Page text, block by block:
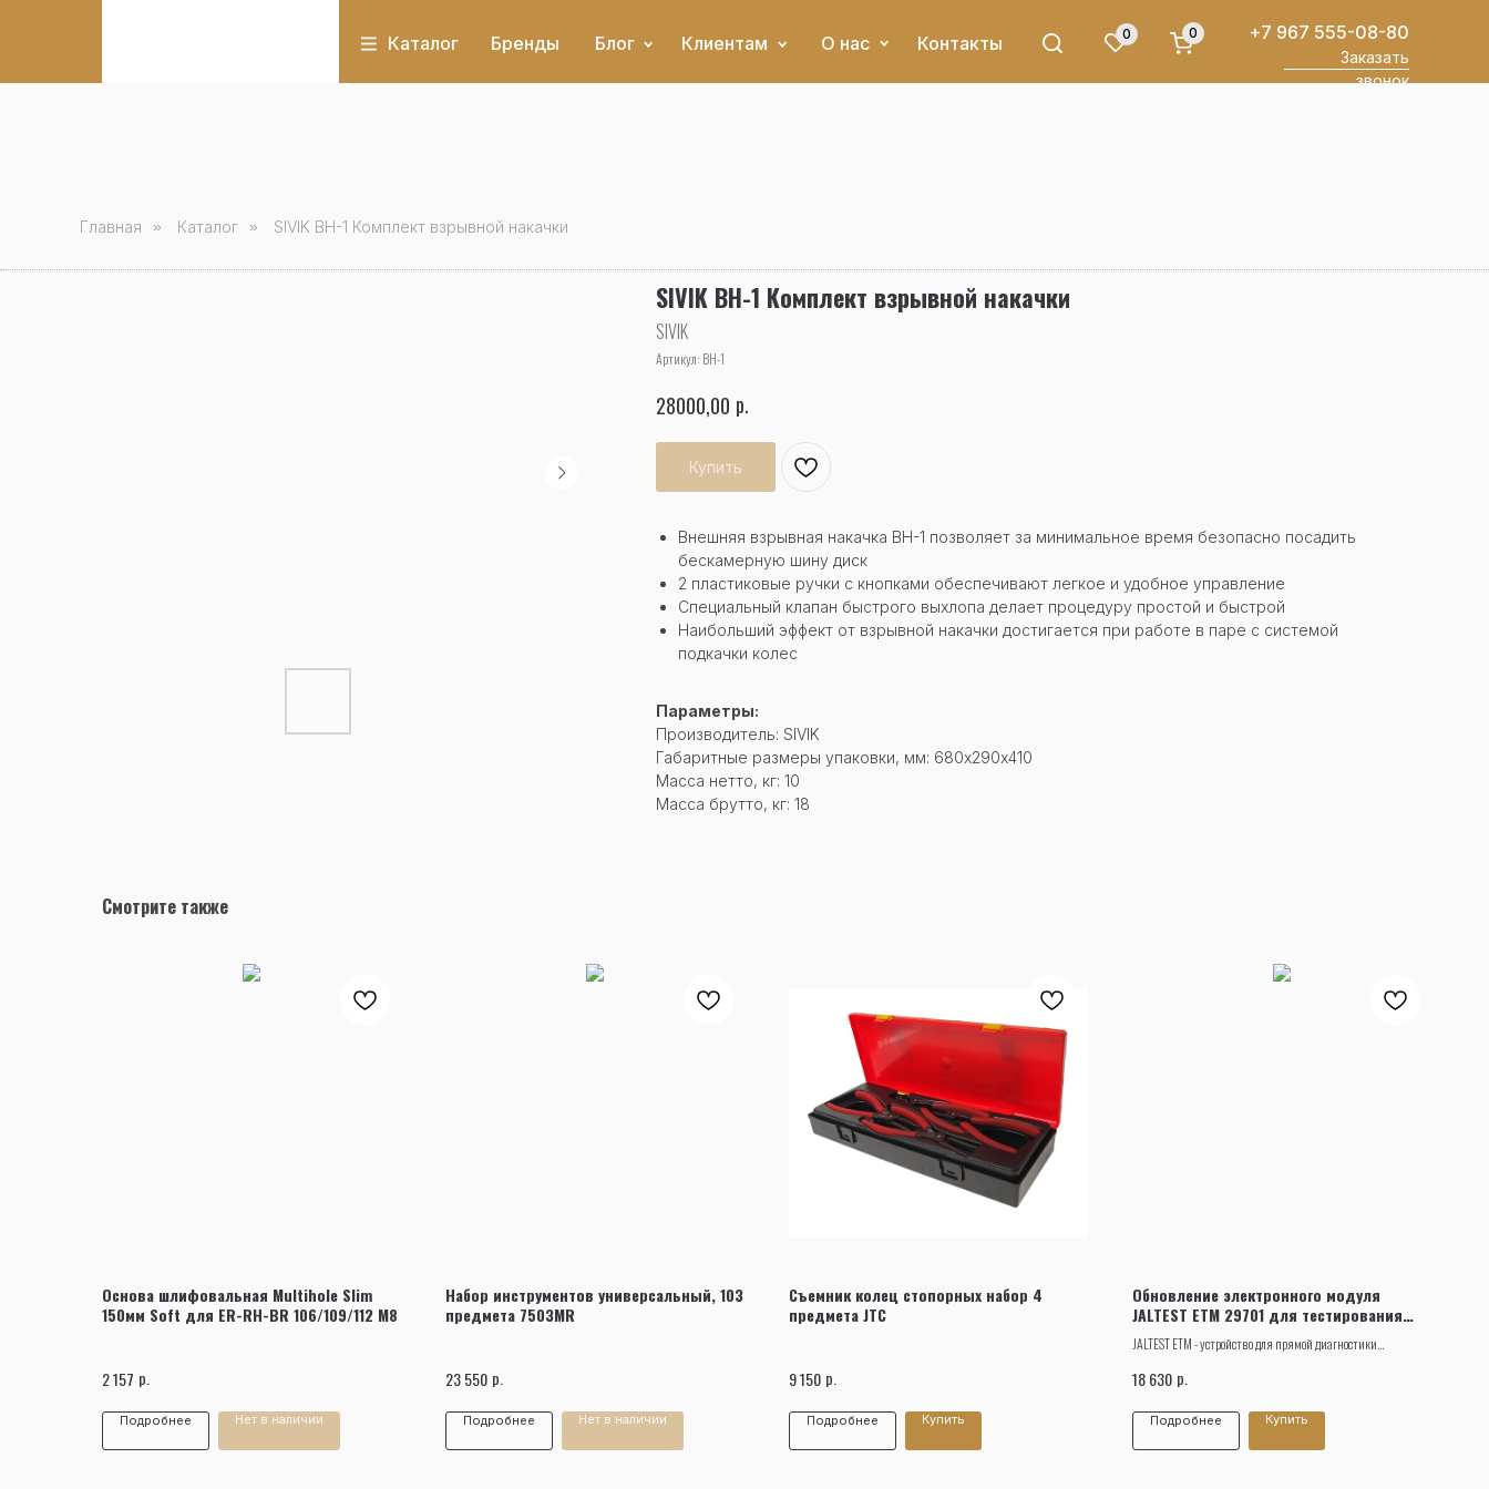
Контакты
Каталог 0 0 +7 967 555-08-80
Заказать
звонок
Клиентам О нас
Бренды Блог
Главная » Каталог » SIVIK ВН-1 Комплект взрывной накачки
SIVIK ВН-1 Комплект взрывной накачки
SIVIK
Артикул: ВН-1
28000,00 р.
Купить
Внешняя взрывная накачка ВН-1 позволяет за минимальное время безопасно посадить
бескамерную шину диск
2 пластиковые ручки с кнопками обеспечивают легкое и удобное управление
Специальный клапан быстрого выхлопа делает процедуру простой и быстрой
Наибольший эффект от взрывной накачки достигается при работе в паре с системой
подкачки колес
Параметры:
Производитель: SIVIK
Габаритные размеры упаковки, мм: 680х290х410
Масса нетто, кг: 10
Масса брутто, кг: 18
Смотрите также
Основа шлифовальная Multihole Slim
150мм Soft для ER-RH-BR 106/109/112 M8
2 157 р.
Подробнее Нет в наличии
Набор инструментов универсальный, 103
предмета 7503MR
23 550 р.
Подробнее Нет в наличии
Съемник колец стопорных набор 4
предмета JTC
9 150 р.
Подробнее Купить
Обновление электронного модуля
JALTEST ETM 29701 для тестирования
тормозных модуляторов, 12 месяцев
JALTEST ETM - устройство для прямой диагностики
автотранспорта.
18 630 р.
Подробнее Купить